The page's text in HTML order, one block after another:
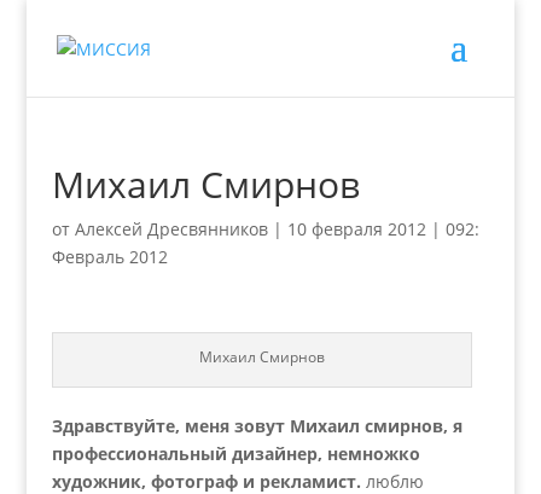
Михаил Смирнов
от Алексей Дресвянников| 10 февраля 2012| 092:
Февраль 2012
Михаил Смирнов
Здравствуйте, меня зовут Михаил смирнов, я
профессиональный дизайнер, немножко
художник, фотограф и рекламист. люблю